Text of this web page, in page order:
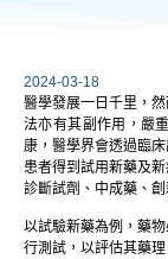
2024-03-18
醫學發展一日千里，
法亦有其副作用，嚴
康，醫學界會透過臨
患者得到試用新藥及
診斷試劑、中成藥、
以試驗新藥為例，藥
行測試，以評估其藥